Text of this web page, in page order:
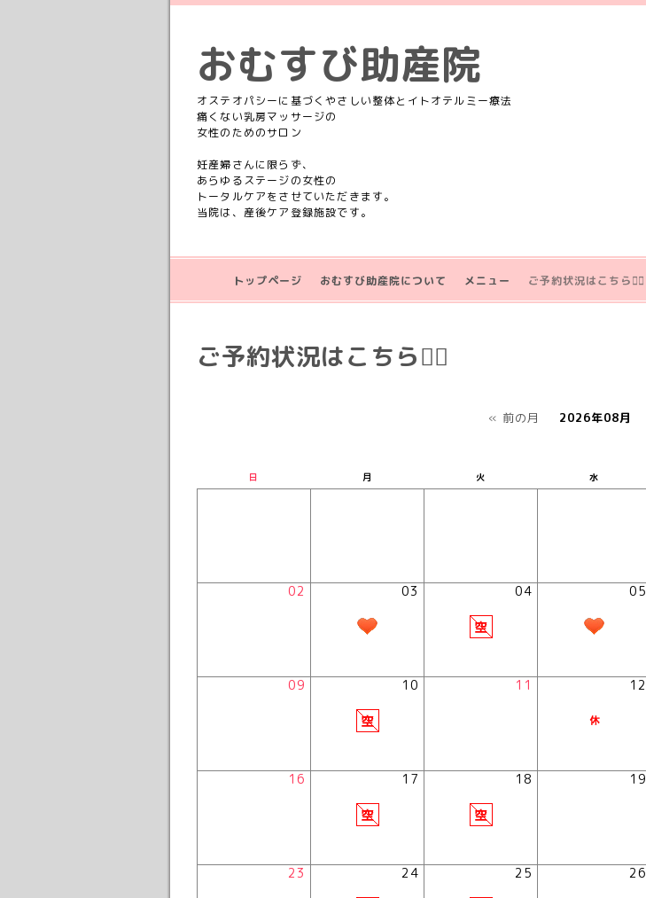
おむすび助産院
オステオパシーに基づくやさしい整体とイトオテルミー療法
痛くない乳房マッサージの
女性のためのサロン
妊産婦さんに限らず、
あらゆるステージの女性の
トータルケアをさせていただきます。
当院は、産後ケア登録施設です。
トップページ おむすび助産院について メニュー ご予約状況はこちら💁‍♀️
ご予約状況はこちら💁‍♀️
« 前の月 2026年08月
日 月 火 水
02 03 04 05
09 10 11 12
16 17 18 19
23 24 25 26